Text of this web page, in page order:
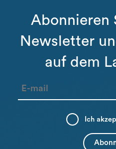
Abonnieren
Newsletter
auf dem
Ich